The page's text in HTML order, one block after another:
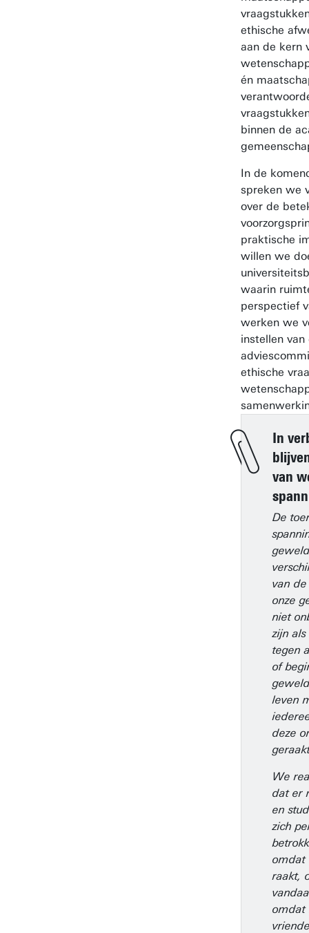
ethische
aan de kern
én
binnen de
In de
spreken we
over de
praktische
willen we
waarin
perspectief
werken we
instellen
ethische
In
van
De
van
onze
niet
zijn
tegen
of
leven
deze
We
dat er
en
zich
omdat
raakt,
omdat